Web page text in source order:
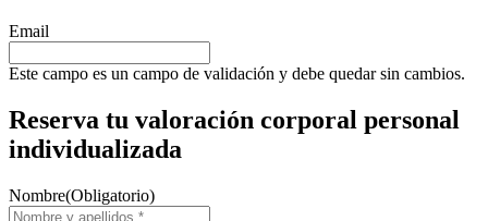
Email
Este campo es un campo de validación y debe quedar sin cambios.
Reserva tu valoración corporal personal
individualizada
Nombre(Obligatorio)